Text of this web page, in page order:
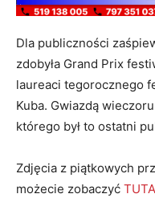
Dla publiczności
zdobyła Grand Prix
laureaci tegorocznego
Kuba. Gwiazdą
którego był to ostatni
Zdjęcia z piątkowych
możecie zobaczyć